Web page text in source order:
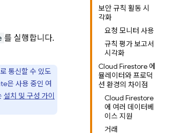
보안 규칙 활동 시
각화
요청 모니터 사용
규칙 평가 보고서
시각화
Cloud Firestore 에
뮬레이터와 프로덕
션 환경의 차이점
Cloud Firestore
에 여러 데이터베
이스 지원
거래
를 실행합니다.
통신할 수 있도
은 사용 중인 여
설치 및 구성 가이